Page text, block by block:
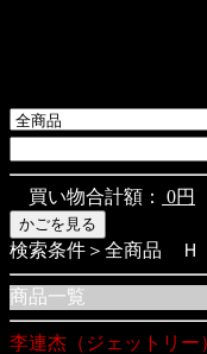
買い物合計額： 0円
検索条件＞全商品 Ｈ
商品一覧
李連杰（ジェット